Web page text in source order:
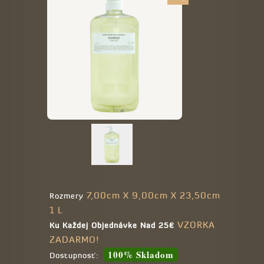
Rozmery 7,00cm X 9,00cm X 23,50cm
1 L
Ku Každej Objednávke Nad 25€ VZORKA
ZADARMO!
Dostupnosť: 100% Skladom